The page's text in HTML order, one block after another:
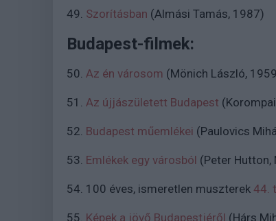
49. Szorításban (Almási Tamás, 1987)
Budapest-filmek:
50. Az én városom (Mönich László,
51. Az újjászületett Budapest
52. Budapest műemlékei (Paulovics
53. Emlékek egy városból (Peter Hutton,
54. 100 éves, ismeretlen muszterek 44.
55. Képek a jövő Budapestjéről (Hárs